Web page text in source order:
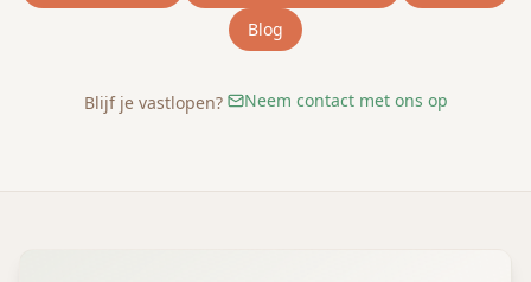
Blog
Blijf je vastlopen? Neem contact met ons op